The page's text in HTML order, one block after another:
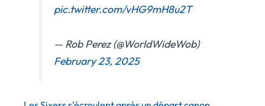
pic.twitter.com/vHG9mH8u2T
— Rob Perez (@WorldWideWob)
February 23, 2025